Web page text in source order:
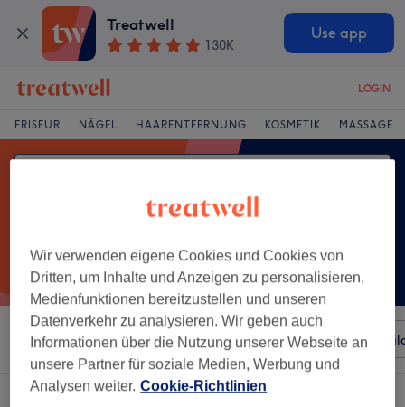
Treatwell
130K
Use app
LOGIN
FRISEUR NÄGEL HAARENTFERNUNG KOSMETIK MASSAGE
Sortieren nach Beliebiger Preis Besonderheiten
Ein Salon, der anbietet: damen - glossing in Koblenz
Wir verwenden eigene Cookies und Cookies von
Dritten, um Inhalte und Anzeigen zu personalisieren,
Medienfunktionen bereitzustellen und unseren
Datenverkehr zu analysieren. Wir geben auch
Informationen über die Nutzung unserer Webseite an
unsere Partner für soziale Medien, Werbung und
Analysen weiter. Cookie-Richtlinien